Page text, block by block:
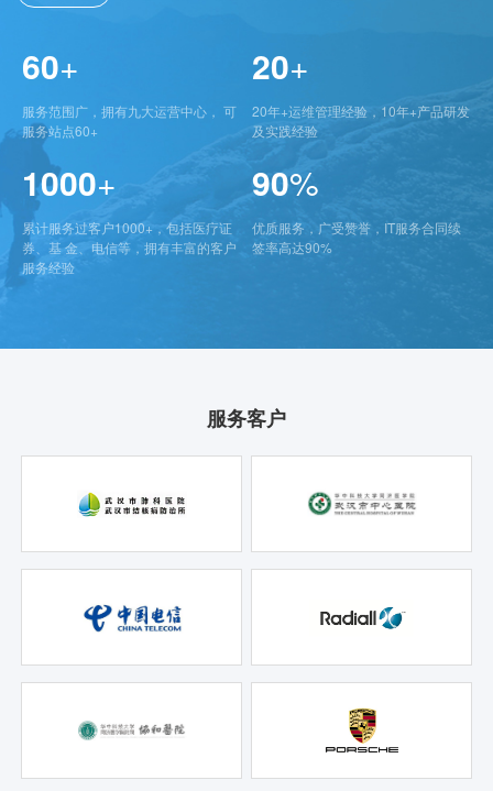
60+
服务范围广，拥有九大运营中心， 可
服务站点60+
20+
20年+运维管理经验，10年+产品研发
及实践经验
1000+
累计服务过客户1000+，包括医疗证
券、基 金、电信等，拥有丰富的客户
服务经验
90%
优质服务，广受赞誉，IT服务合同续
签率高达90%
服务客户